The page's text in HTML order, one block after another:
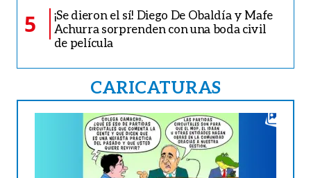
5
¡Se dieron el sí! Diego De Obaldía y Mafe
Achurra sorprenden con una boda civil
de película
CARICATURAS